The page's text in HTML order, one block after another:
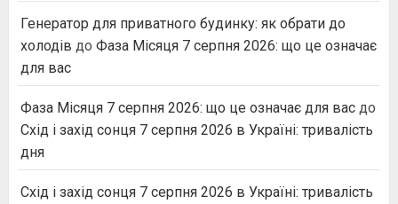
Генератор для приватного будинку: як обрати до
холодів до Фаза Місяця 7 серпня 2026: що це означає
для вас
Фаза Місяця 7 серпня 2026: що це означає для вас до
Схід і захід сонця 7 серпня 2026 в Україні: тривалість
дня
Схід і захід сонця 7 серпня 2026 в Україні: тривалість